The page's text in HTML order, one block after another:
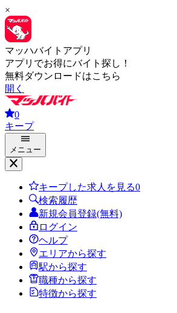
×
マッハバイトアプリ
アプリでお得にバイト探し！
無料ダウンロードはこちら
開く
0
キープ
メニュー
キープした求人を見る0
検索履歴
新規会員登録(無料)
ログイン
ヘルプ
エリアから探す
駅から探す
職種から探す
特徴から探す